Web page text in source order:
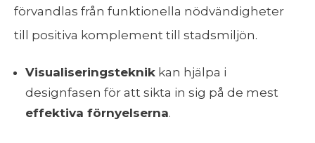
förvandlas från funktionella nödvändigheter
till positiva komplement till stadsmiljön.
Visualiseringsteknikkan hjälpa i
designfasen för att sikta in sig på de mest
effektiva förnyelserna.